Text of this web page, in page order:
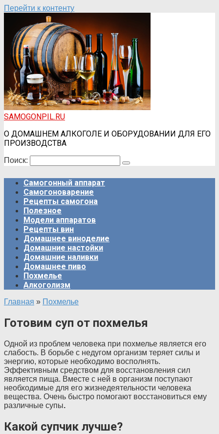
Перейти к контенту
SAMOGONPIL.RU
О ДОМАШНЕМ АЛКОГОЛЕ И ОБОРУДОВАНИИ ДЛЯ ЕГО
ПРОИЗВОДСТВА
Поиск:
Самогонный аппарат
Самогоноварение
Рецепты самогона
Полезное
Модели аппаратов
Рецепты вин
Домашнее виноделие
Домашние настойки
Домашние наливки
Домашнее пиво
Похмелье
Алкоголизм
Главная » Похмелье
Готовим суп от похмелья
Одной из проблем человека при похмелье является его
слабость. В борьбе с недугом организм теряет силы и
энергию, которые необходимо восполнять.
Эффективным средством для восстановления сил
является пища. Вместе с ней в организм поступают
необходимые для его жизнедеятельности человека
вещества. Очень быстро помогают восстановиться ему
различные супы.
Какой супчик лучше?